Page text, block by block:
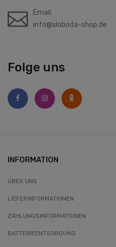
Folge uns
Email:
info@sloboda-shop.de
INFORMATION
ÜBER UNS
LIEFERINFORMATIONEN
ZAHLUNGSINFORMATIONEN
BATTERIEENTSORGUNG